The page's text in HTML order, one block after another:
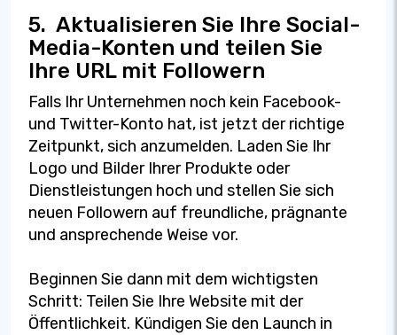
5. Aktualisieren Sie Ihre Social-
Media-Konten und teilen Sie
Ihre URL mit Followern
Falls Ihr Unternehmen noch kein Facebook-
und Twitter-Konto hat, ist jetzt der richtige
Zeitpunkt, sich anzumelden. Laden Sie Ihr
Logo und Bilder Ihrer Produkte oder
Dienstleistungen hoch und stellen Sie sich
neuen Followern auf freundliche, prägnante
und ansprechende Weise vor.
Beginnen Sie dann mit dem wichtigsten
Schritt: Teilen Sie Ihre Website mit der
Öffentlichkeit. Kündigen Sie den Launch in